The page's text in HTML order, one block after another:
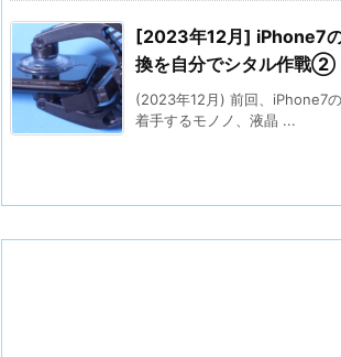
[2023年12月] iPhone7
換を自分でシタル作戰②
(2023年12月) 前回、iPhone7
着手するモノノ、液晶 ...